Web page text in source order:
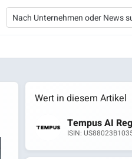
Wert in diesem Artikel
Tempus AI
ISIN: